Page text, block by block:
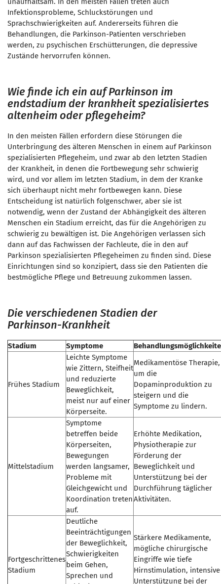
Infektionsprobleme, Schluckstörungen und
Sprachschwierigkeiten auf. Andererseits führen die
Behandlungen, die Parkinson-Patienten verschrieben
werden, zu psychischen Erschütterungen, die depressive
Zustände hervorrufen können.
Wie finde ich ein auf Parkinson im
endstadium der krankheit spezialisiertes
altenheim oder pflegeheim?
In den meisten Fällen erfordern diese Störungen die
Unterbringung des älteren Menschen in einem auf Parkinson
spezialisierten Pflegeheim, und zwar ab den letzten Stadien
der Krankheit, in denen die Fortbewegung sehr schwierig
wird, und vor allem im letzten Stadium, in dem der Kranke
sich überhaupt nicht mehr fortbewegen kann. Diese
Entscheidung ist natürlich folgenschwer, aber sie ist
notwendig, wenn der Zustand der Abhängigkeit des älteren
Menschen ein Stadium erreicht, das für die Angehörigen zu
schwierig zu bewältigen ist. Die Angehörigen verlassen sich
dann auf das Fachwissen der Fachleute, die in den auf
Parkinson spezialisierten Pflegeheimen zu finden sind. Diese
Einrichtungen sind so konzipiert, dass sie den Patienten die
bestmögliche Pflege und Betreuung zukommen lassen.
Die verschiedenen Stadien der
Parkinson-Krankheit
Stadium Symptome
Frühes Stadium
Leichte Symptome
wie Zittern, Steifheit
und reduzierte
Beweglichkeit,
meist nur auf einer
Körperseite.
Medikamentöse Therapie,
um die
Dopaminproduktion zu
steigern und die
Symptome zu lindern.
Mittelstadium
Symptome
betreffen beide
Körperseiten,
Bewegungen
werden langsamer,
Probleme mit
Gleichgewicht und
Koordination treten
auf.
Erhöhte Medikation,
Physiotherapie zur
Förderung der
Beweglichkeit und
Unterstützung bei der
Durchführung täglicher
Aktivitäten.
Fortgeschrittenes
Stadium
Deutliche
Beeinträchtigungen
der Beweglichkeit,
Schwierigkeiten
beim Gehen,
Sprechen und
Stärkere Medikamente,
mögliche chirurgische
Eingriffe wie tiefe
Hirnstimulation, intensive
Unterstützung bei der